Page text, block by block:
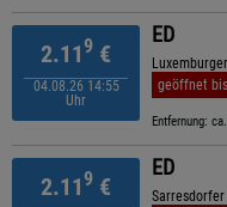
2.119 €
04.08.26 14:55
Uhr
ED
geöffnet
Entfernung:
2.119 €
ED